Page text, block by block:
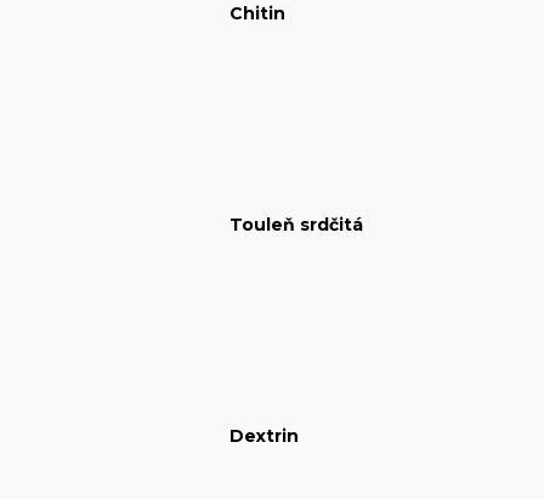
Chitin
Touleň srdčitá
Dextrin